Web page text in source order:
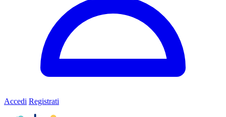
Accedi Registrati